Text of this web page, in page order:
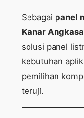
Sebagai panel
Kanar
solusi panel
kebutuhan
pemilihan
teruji.